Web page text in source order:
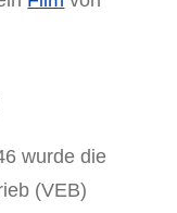
wurde die
(VEB)